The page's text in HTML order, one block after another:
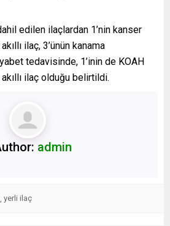
edilen ilaçlardan 1’nin kanser
ilaç, 3’ünün kanama
tedavisinde, 1’inin de KOAH
ilaç olduğu belirtildi.
admin
yerli ilaç